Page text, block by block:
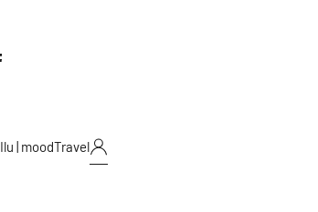
Ilu | moodTravel